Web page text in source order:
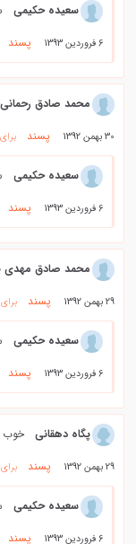
سعیده حکیمی
6 فروردین 1393 پسند
محمد صادق رحمانی
30 بهمن 1392 پسند
سعیده حکیمی
6 فروردین 1393 پسند
محمد صادق مهدی
29 بهمن 1392 پسند
سعیده حکیمی
6 فروردین 1393 پسند
پگاه دهقاني خوب
29 بهمن 1392 پسند
سعیده حکیمی
6 فروردین 1393 پسند